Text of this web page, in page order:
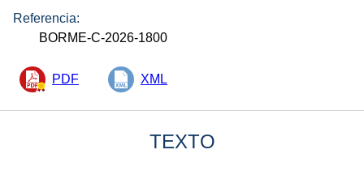
Referencia:
BORME-C-2026-1800
PDF XML
TEXTO